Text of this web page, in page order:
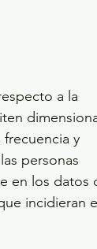
a la
y
personas
en los datos
incidieran